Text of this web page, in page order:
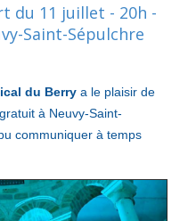
du 11 juillet - 20h -
Saint-Sépulchre
du Berry a le plaisir de
à Neuvy-Saint-
communiquer à temps